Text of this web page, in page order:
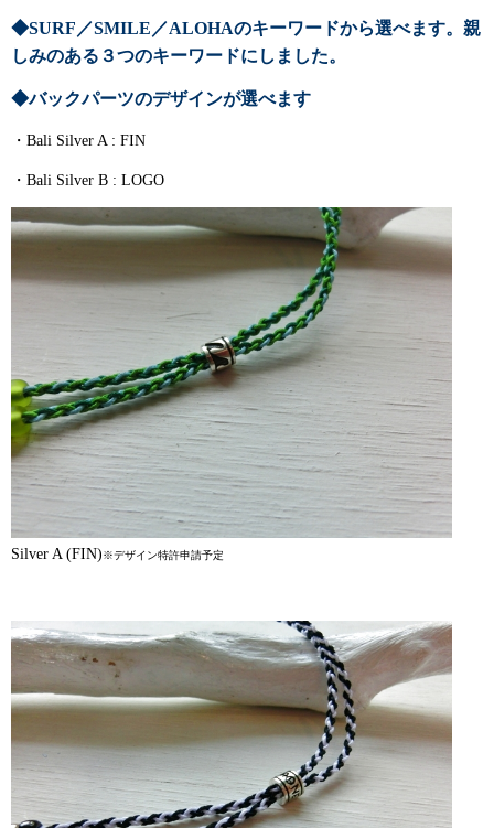
◆SURF／SMILE／ALOHAのキーワードから選べます。 親
しみのある３つのキーワードにしました。
◆バックパーツのデザインが選べます
・Bali Silver A : FIN
・Bali Silver B : LOGO
Silver A (FIN)※デザイン特許申請予定